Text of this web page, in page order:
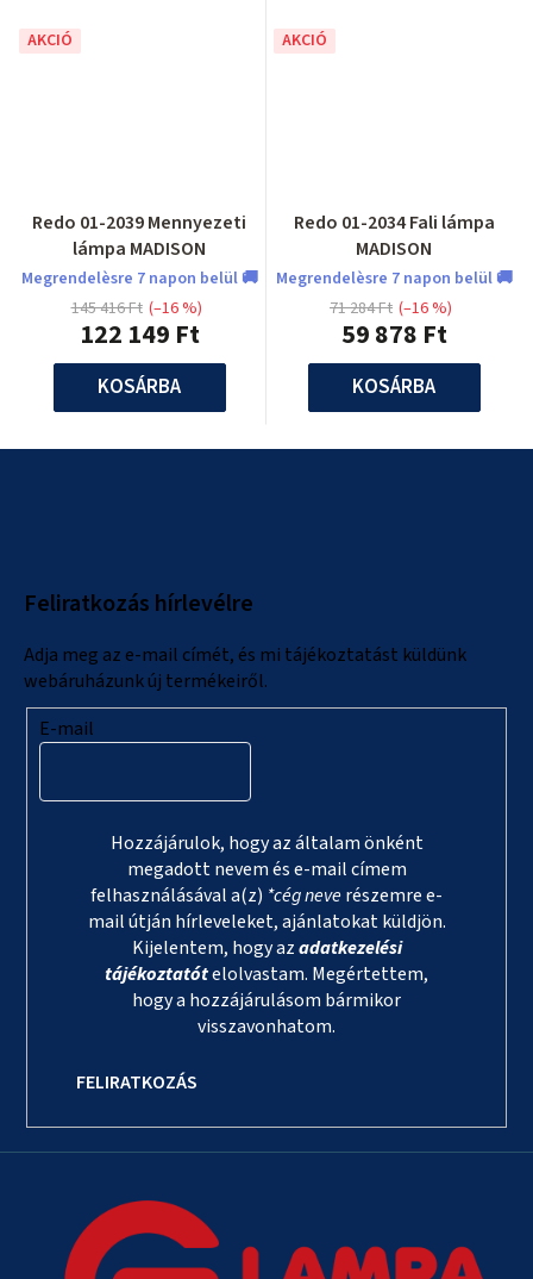
AKCIÓ
Redo 01-2039 Mennyezeti
lámpa MADISON
Megrendelèsre 7 napon belül 🚚
122 149 Ft
145 416 Ft (–16 %)
KOSÁRBA
AKCIÓ
Redo 01-2034 Fali lámpa
MADISON
Megrendelèsre 7 napon belül 🚚
59 878 Ft
71 284 Ft (–16 %)
KOSÁRBA
Feliratkozás hírlevélre
Adja meg az e-mail címét, és mi tájékoztatást küldünk
webáruházunk új termékeiről.
E-mail
Hozzájárulok, hogy az általam önként
megadott nevem és e-mail címem
felhasználásával a(z) *cég neverészemre e-
mail útján hírleveleket, ajánlatokat küldjön.
Kijelentem, hogy azadatkezelési
tájékoztatótelolvastam. Megértettem,
hogy a hozzájárulásom bármikor
visszavonhatom.
FELIRATKOZÁS